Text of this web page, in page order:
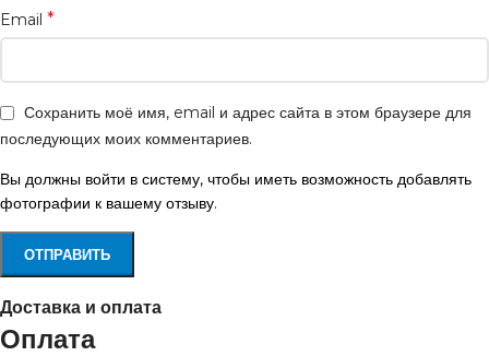
Email *
Сохранить моё имя, email и адрес сайта в этом браузере для
последующих моих комментариев.
Вы должны войти в систему, чтобы иметь возможность добавлять
фотографии к вашему отзыву.
Доставка и оплата
Оплата